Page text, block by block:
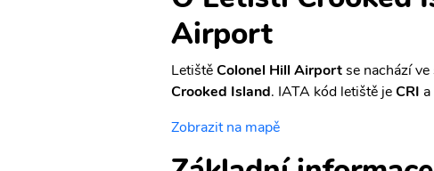
Airport
LetištěColonel Hill Airportse nachází ve
Crooked Island. IATA kód letiště jeCRI
Zobrazit na mapě